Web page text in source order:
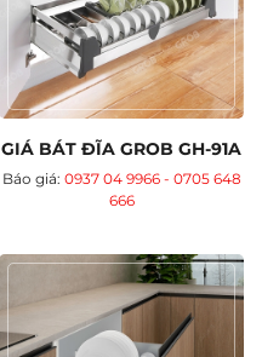
GIÁ BÁT ĐĨA GROB GH-91A
Báo giá: 0937 04 9966 - 0705 648
666